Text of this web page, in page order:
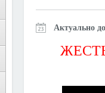
Актуально